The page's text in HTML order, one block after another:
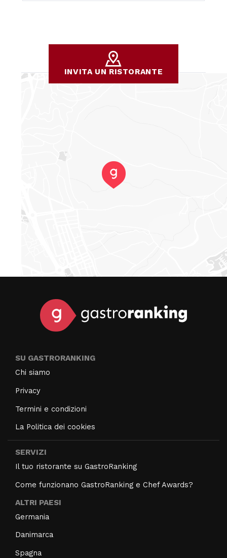
INVITA UN RISTORANTE
SU GASTRORANKING
Chi siamo
Privacy
Termini e condizioni
La Politica dei cookies
SERVIZI
Il tuo ristorante su GastroRanking
Come funzionano GastroRanking e Chef Awards?
ALTRI PAESI
Germania
Danimarca
Spagna